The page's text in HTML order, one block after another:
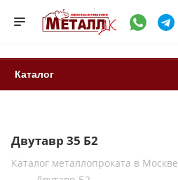
Каталог
Двутавр 35 Б2
Каталог металлопроката в Москве